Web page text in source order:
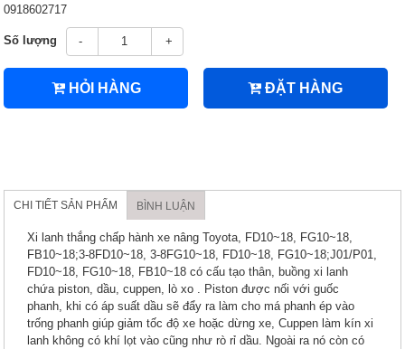
0918602717
Số lượng - +
HỎI HÀNG ĐẶT HÀNG
CHI TIẾT SẢN PHẨM BÌNH LUẬN
Xi lanh thắng chấp hành xe nâng Toyota, FD10~18, FG10~18,
FB10~18;3-8FD10~18, 3-8FG10~18, FD10~18, FG10~18;J01/P01,
FD10~18, FG10~18, FB10~18 có cấu tạo thân, buồng xi lanh
chứa piston, dầu, cuppen, lò xo . Piston được nối với guốc
phanh, khi có áp suất dầu sẽ đẩy ra làm cho má phanh ép vào
trống phanh giúp giảm tốc độ xe hoặc dừng xe, Cuppen làm kín xi
lanh không có khí lọt vào cũng như rò rỉ dầu. Ngoài ra nó còn có